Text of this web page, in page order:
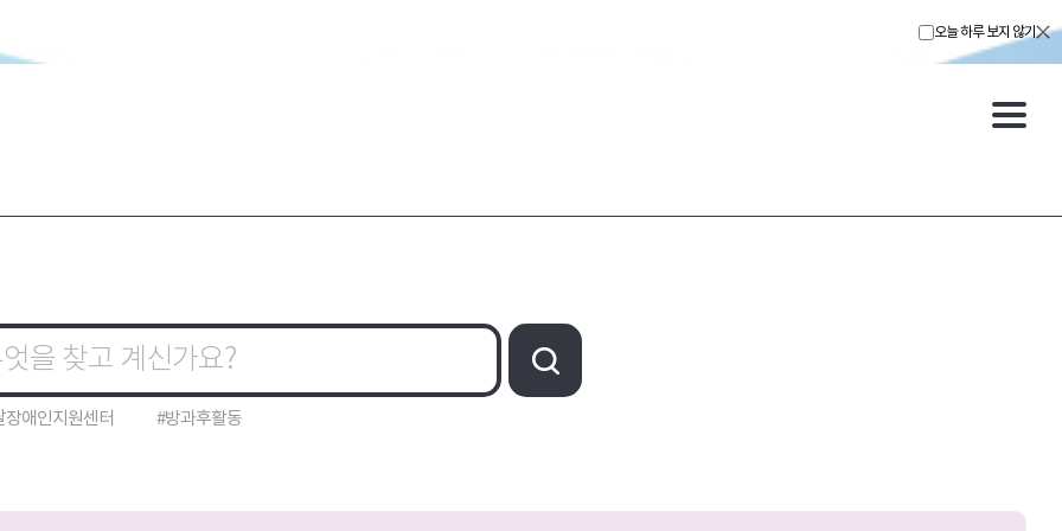
오늘 하루 보지 않기
장애인지원센터 #방과후활동